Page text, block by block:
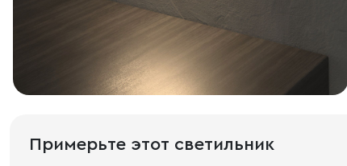
Примерьте этот светильник